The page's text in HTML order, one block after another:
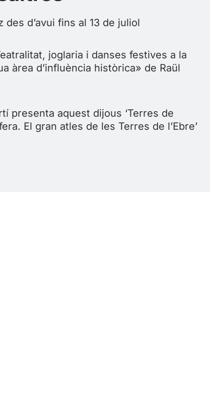
d’avui fins al 13 de juliol
joglaria i danses festives a la
àrea d’influència històrica» de Raül
presenta aquest dijous ‘Terres de
El gran atles de les Terres de l’Ebre’